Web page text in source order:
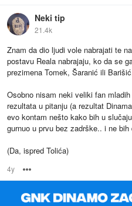
Neki tip
21.4k
Znam da dio ljudi vole nabrajati te
postavu Reala nabrajaju, ko da se
prezimena Tomek, Šaranić ili
Osobno nisam neki veliki fan
rezultata u pitanju (a rezultat
evo kontam nešto kako bih u
gurnuo u prvu bez zadrške.. i ne
(Da, ispred Tolića)
4y